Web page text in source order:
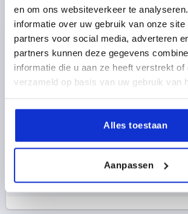
en om ons websiteverkeer te
informatie over uw gebruik van onze site
partners voor social media, adverteren
partners kunnen deze gegevens
informatie die u aan ze heeft verstrekt of
verzameld op basis van uw gebruik van
Alles toestaan
Aanpassen
SCHIJFHANDWIEL D1=125 PASBORING
GR.2, VORM:E, DUROPLAST,
GREEP
BUITENDIAMETER=125
plus verzendkosten